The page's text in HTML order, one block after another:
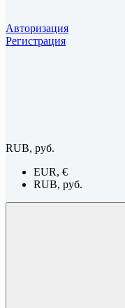
Авторизация
Регистрация
RUB, руб.
EUR, €
RUB, руб.